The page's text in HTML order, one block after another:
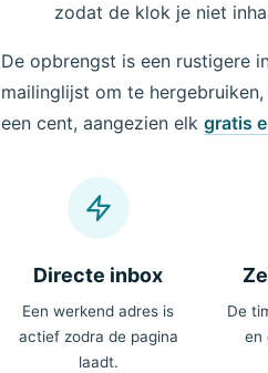
zodat de klok je niet
De opbrengst is een rustigere
mailinglijst om te
een cent, aangezien elk gratis
Directe inbox
Een werkend adres is
actief zodra de pagina
laadt.
De
en